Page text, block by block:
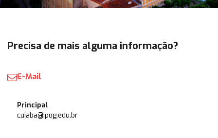
Precisa de mais alguma informação?
E-Mail
Principal
cuiaba@ipog.edu.br